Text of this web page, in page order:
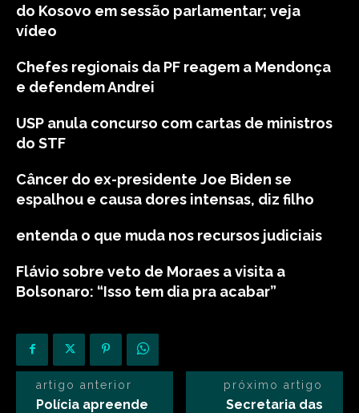
do Kosovo em sessão parlamentar; veja
vídeo
Chefes regionais da PF reagem a Mendonça
e defendem Andrei
USP anula concurso com cartas de ministros
do STF
Câncer do ex-presidente Joe Biden se
espalhou e causa dores intensas, diz filho
entenda o que muda nos recursos judiciais
Flávio sobre veto de Moraes a visita a
Bolsonaro: “Isso tem dia pra acabar”
artigo anterior
Polícia apreende
próximo artigo
Secretaria das